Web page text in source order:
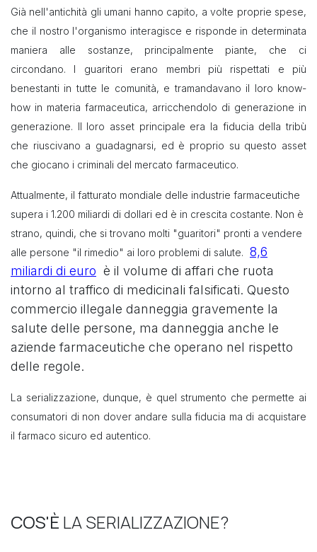
Già nell'antichità gli umani hanno capito, a volte proprie spese,
che il nostro l'organismo interagisce e risponde in determinata
maniera alle sostanze, principalmente piante, che ci
circondano. I guaritori erano membri più rispettati e più
benestanti in tutte le comunità, e tramandavano il loro know-
how in materia farmaceutica, arricchendolo di generazione in
generazione. Il loro asset principale era la fiducia della tribù
che riuscivano a guadagnarsi, ed è proprio su questo asset
che giocano i criminali del mercato farmaceutico.
Attualmente, il fatturato mondiale delle industrie farmaceutiche
supera i 1.200 miliardi di dollari ed è in crescita costante. Non è
strano, quindi, che si trovano molti "guaritori" pronti a vendere
alle persone "il rimedio" ai loro problemi di salute. 8,6
miliardi di euro è il volume di affari che ruota
intorno al traffico di medicinali falsificati. Questo
commercio illegale danneggia gravemente la
salute delle persone, ma danneggia anche le
aziende farmaceutiche che operano nel rispetto
delle regole.
La serializzazione, dunque, è quel strumento che permette ai
consumatori di non dover andare sulla fiducia ma di acquistare
il farmaco sicuro ed autentico.
COS'È LA SERIALIZZAZIONE?